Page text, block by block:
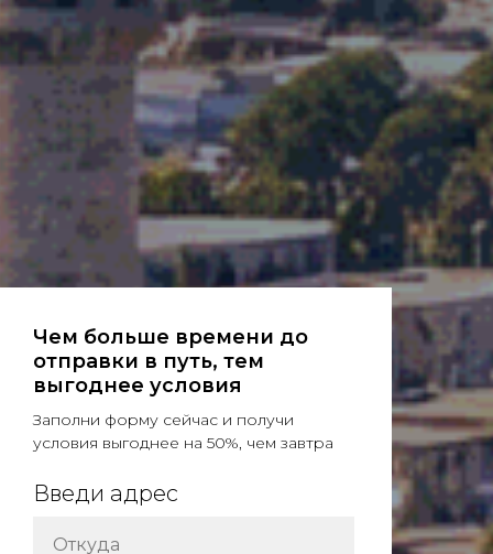
Чем больше времени до
отправки в путь, тем
выгоднее условия
Заполни форму сейчас и получи
условия выгоднее на 50%, чем завтра
Введи адрес